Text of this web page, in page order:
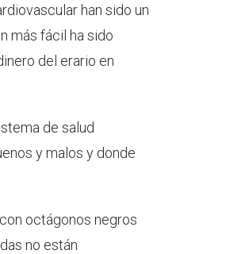
han sido un
más fácil ha sido
del erario en
de salud
y malos y donde
octágonos negros
no están